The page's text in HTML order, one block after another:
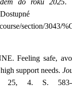
do roku 2025.
section/3043/
Feeling safe,
support needs.
25, 4. S.